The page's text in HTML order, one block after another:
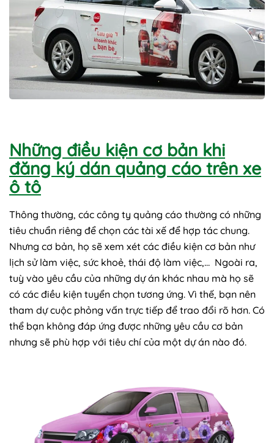
Những điều kiện cơ bản khi
đăng ký dán quảng cáo trên xe
ô tô
Thông thường, các công ty quảng cáo thường có những
tiêu chuẩn riêng để chọn các tài xế để hợp tác chung.
Nhưng cơ bản, họ sẽ xem xét các điều kiện cơ bản như
lịch sử làm việc, sức khoẻ, thái độ làm việc,… Ngoài ra,
tuỳ vào yêu cầu của những dự án khác nhau mà họ sẽ
có các điều kiện tuyển chọn tương ứng. Vì thế, bạn nên
tham dự cuộc phỏng vấn trực tiếp để trao đổi rõ hơn. Có
thể bạn không đáp ứng được những yêu cầu cơ bản
nhưng sẽ phù hợp với tiêu chí của một dự án nào đó.